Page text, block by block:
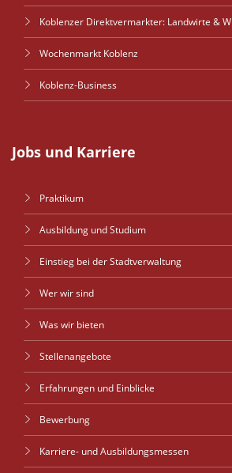
Koblenzer Direktvermarkter: Landwirte &
Wochenmarkt Koblenz
Koblenz-Business
Jobs und Karriere
Praktikum
Ausbildung und Studium
Einstieg bei der Stadtverwaltung
Wer wir sind
Was wir bieten
Stellenangebote
Erfahrungen und Einblicke
Bewerbung
Karriere- und Ausbildungsmessen